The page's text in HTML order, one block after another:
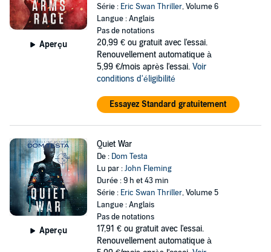
Aperçu
Série : Eric Swan Thriller, Volume 6
Langue : Anglais
Pas de notations
20,99 € ou gratuit avec l'essai.
Renouvellement automatique à
5,99 €/mois après l'essai. Voir
conditions d'éligibilité
Essayez Standard gratuitement
Aperçu
Quiet War
De : Dom Testa
Lu par :John Fleming
Durée : 9 h et 43 min
Série : Eric Swan Thriller, Volume 5
Langue : Anglais
Pas de notations
17,91 € ou gratuit avec l'essai.
Renouvellement automatique à